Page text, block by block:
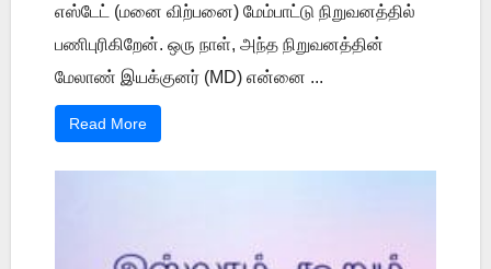
எஸ்டேட் (மனை விற்பனை) மேம்பாட்டு நிறுவனத்தில்
பணிபுரிகிறேன். ஒரு நாள், அந்த நிறுவனத்தின்
மேலாண் இயக்குனர் (MD) என்னை ...
Read More